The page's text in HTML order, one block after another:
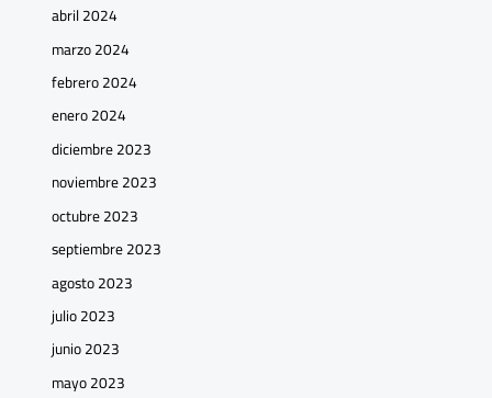
abril 2024
marzo 2024
febrero 2024
enero 2024
diciembre 2023
noviembre 2023
octubre 2023
septiembre 2023
agosto 2023
julio 2023
junio 2023
mayo 2023